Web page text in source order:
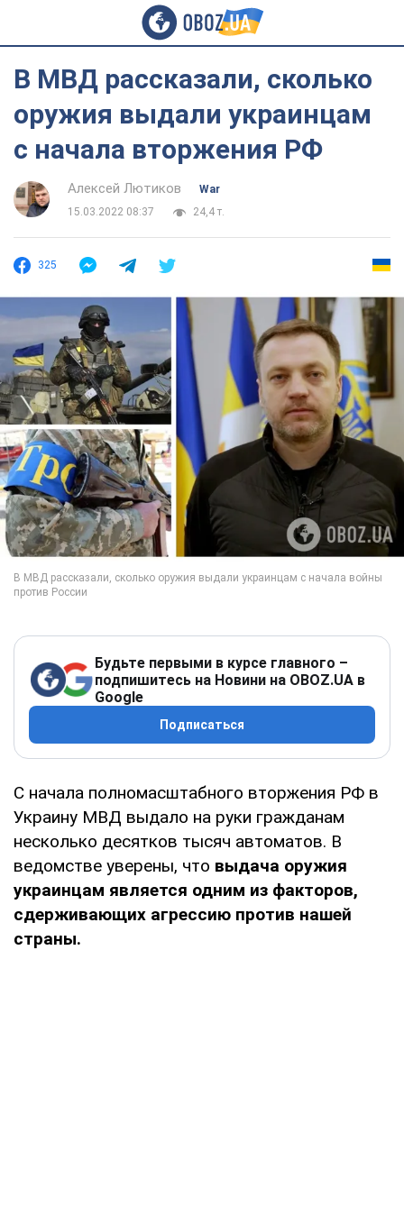
В МВД рассказали, сколько
оружия выдали украинцам
с начала вторжения РФ
Алексей Лютиков
War
15.03.2022 08:37
24,4 т.
325
Будьте первыми в курсе главного –
подпишитесь на Новини на OBOZ.UA в
Google
Подписаться
С начала полномасштабного вторжения РФ в
Украину МВД выдало на руки гражданам
несколько десятков тысяч автоматов. В
ведомстве уверены, что выдача оружия
украинцам является одним из факторов,
сдерживающих агрессию против нашей
страны.